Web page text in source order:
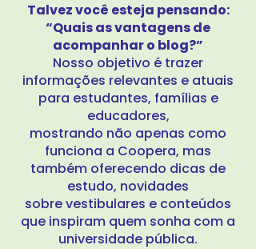
Talvez você esteja pensando:
“Quais as vantagens de
acompanhar o blog?”
Nosso objetivo é trazer
informações relevantes e atuais
para estudantes, famílias e
educadores,
mostrando não apenas como
funciona a Coopera, mas
também oferecendo dicas de
estudo, novidades
sobre vestibulares e conteúdos
que inspiram quem sonha com a
universidade pública.